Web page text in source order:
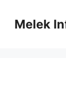
contentMelek